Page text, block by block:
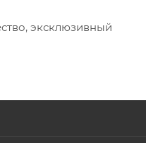
эксклюзивный